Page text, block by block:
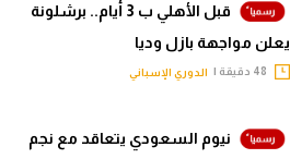
قبل الأهلي ب 3 أيام.. برشلونة
يعلن مواجهة بازل وديا
الدوري الإسباني
نيوم السعودي يتعاقد مع نجم